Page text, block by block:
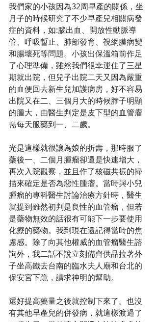
我們家的小孩因為32周早產的關係，坐
月子的時候研究了不少早產兒相關病發
症的資料，如:腦出血、開放性動脈導
管、呼吸暫止、肺部發育、視網膜病變
和腸壞死等問題。小孩出保溫箱前作足
了心理準備，雖然我們很幸運住了三星
期就出院，但兒子出院二天又因為嚴重
的血便回去新生兒加護病房，好不容易
出院又在二、三個月大的時候脖子明顯
的腫大，由醫生判定是皮下型的血管瘤
需每天服藥到一、二歲。
光是這樣就很讓為娘的折壽，那時服了
藥後一、二個月腫瘤卻還是快速增大，
再次入院觀察，並且作了核磁共振的掃
描來確定是否為惡性腫瘤。當時與小兒
腫瘤的專科醫生討論治療方針時，醫生
就提到雖然初判是良性的血管瘤，但若
是藥物無效的話很有可能下一步要使用
化療的藥物。我到現在還記得當時的焦
慮感。除了向其他權威的血管瘤醫生諮
詢外，我二話不說立刻備齊供品拉著外
子坐高鐵去台南的臨水夫人廟和台北的
保安宮下跪，請求神明的幫助。
還好提高藥量之後就控制下來了。也沒
有其他早產兒的併發病，就這樣渡過了